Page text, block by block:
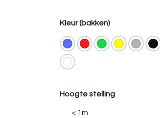
Kleur (bakken)
Hoogte stelling
< 1m